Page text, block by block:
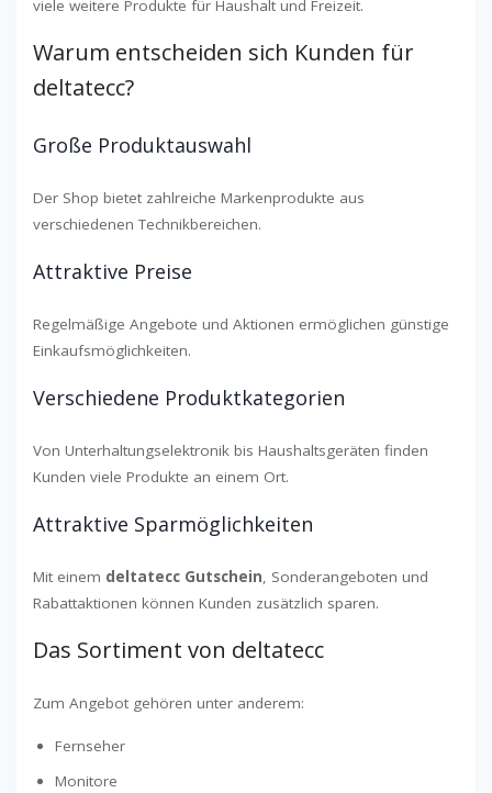
viele weitere Produkte für Haushalt und Freizeit.
Warum entscheiden sich Kunden für
deltatecc?
Große Produktauswahl
Der Shop bietet zahlreiche Markenprodukte aus
verschiedenen Technikbereichen.
Attraktive Preise
Regelmäßige Angebote und Aktionen ermöglichen günstige
Einkaufsmöglichkeiten.
Verschiedene Produktkategorien
Von Unterhaltungselektronik bis Haushaltsgeräten finden
Kunden viele Produkte an einem Ort.
Attraktive Sparmöglichkeiten
Mit einem deltatecc Gutschein, Sonderangeboten und
Rabattaktionen können Kunden zusätzlich sparen.
Das Sortiment von deltatecc
Zum Angebot gehören unter anderem:
Fernseher
Monitore